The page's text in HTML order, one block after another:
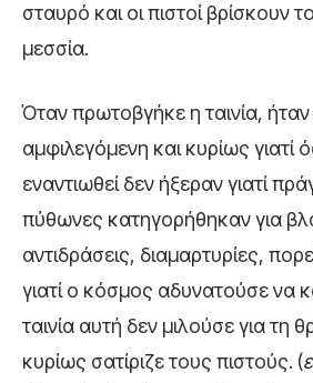
σταυρό και οι πιστοί βρίσκουν
μεσσία.
Όταν πρωτοβγήκε η ταινία, ήταν
αμφιλεγόμενη και κυρίως γιατί
εναντιωθεί δεν ήξεραν γιατί
πύθωνες κατηγορήθηκαν για
αντιδράσεις, διαμαρτυρίες,
γιατί ο κόσμος αδυνατούσε να
ταινία αυτή δεν μιλούσε για τη
κυρίως σατίριζε τους πιστούς. (